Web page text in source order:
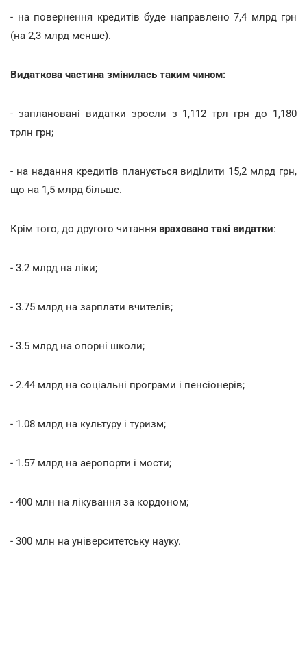
- на повернення кредитів буде направлено 7,4 млрд грн
(на 2,3 млрд менше).
Видаткова частина змінилась таким чином:
- заплановані видатки зросли з 1,112 трл грн до 1,180
трлн грн;
- на надання кредитів планується виділити 15,2 млрд грн,
що на 1,5 млрд більше.
Крім того, до другого читання враховано такі видатки:
- 3.2 млрд на ліки;
- 3.75 млрд на зарплати вчителів;
- 3.5 млрд на опорні школи;
- 2.44 млрд на соціальні програми і пенсіонерів;
- 1.08 млрд на культуру і туризм;
- 1.57 млрд на аеропорти і мости;
- 400 млн на лікування за кордоном;
- 300 млн на університетську науку.